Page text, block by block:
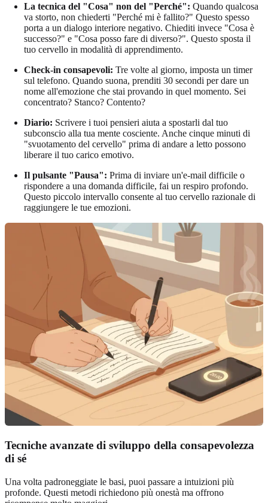
La tecnica del "Cosa" non del "Perché": Quando qualcosa
va storto, non chiederti "Perché mi è fallito?" Questo spesso
porta a un dialogo interiore negativo. Chiediti invece "Cosa è
successo?" e "Cosa posso fare di diverso?". Questo sposta il
tuo cervello in modalità di apprendimento.
Check-in consapevoli: Tre volte al giorno, imposta un timer
sul telefono. Quando suona, prenditi 30 secondi per dare un
nome all'emozione che stai provando in quel momento. Sei
concentrato? Stanco? Contento?
Diario: Scrivere i tuoi pensieri aiuta a spostarli dal tuo
subconscio alla tua mente cosciente. Anche cinque minuti di
"svuotamento del cervello" prima di andare a letto possono
liberare il tuo carico emotivo.
Il pulsante "Pausa": Prima di inviare un'e-mail difficile o
rispondere a una domanda difficile, fai un respiro profondo.
Questo piccolo intervallo consente al tuo cervello razionale di
raggiungere le tue emozioni.
Tecniche avanzate di sviluppo della consapevolezza
di sé
Una volta padroneggiate le basi, puoi passare a intuizioni più
profonde. Questi metodi richiedono più onestà ma offrono